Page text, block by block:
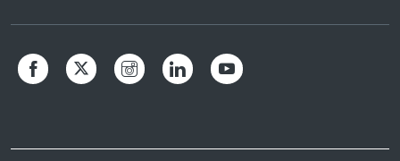
Facebook Twitter Instagram LinkedIn